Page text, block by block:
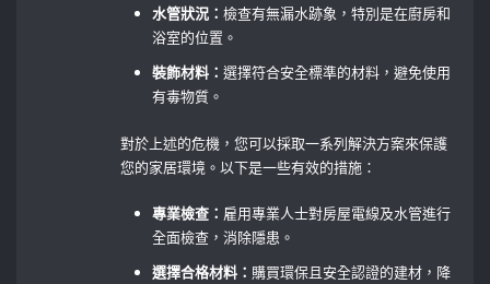
水管狀況：檢查有無漏水跡象，特別是在廚房和
浴室的位置。
裝飾材料：選擇符合安全標準的材料，避免使用
有毒物質。
對於上述的危機，您可以採取一系列解決方案來保護
您的家居環境。以下是一些有效的措施：
專業檢查： 雇用專業人士對房屋電線及水管進行
全面檢查，消除隱患。
選擇合格材料： 購買環保且安全認證的建材，降